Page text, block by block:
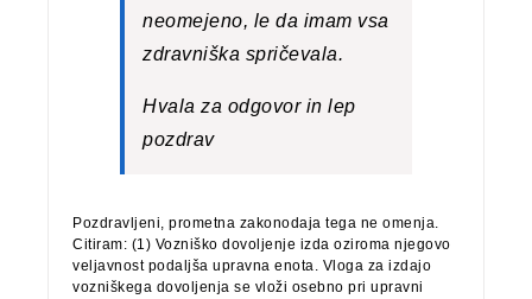
neomejeno, le da imam vsa
zdravniška spričevala.
Hvala za odgovor in lep
pozdrav
Pozdravljeni, prometna zakonodaja tega ne omenja.
Citiram: (1) Vozniško dovoljenje izda oziroma njegovo
veljavnost podaljša upravna enota. Vloga za izdajo
vozniškega dovoljenja se vloži osebno pri upravni